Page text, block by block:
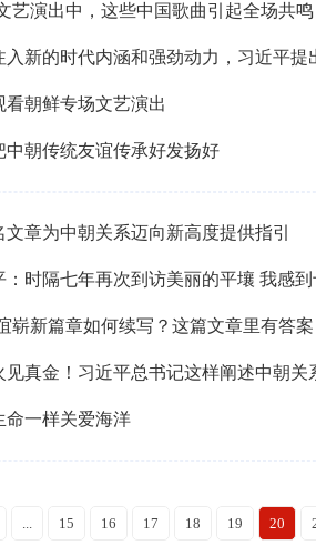
艺演出中，这些中国歌曲引起全场共鸣
入新的时代内涵和强劲动力，习近平提
看朝鲜专场文艺演出
中朝传统友谊传承好发扬好
章为中朝关系迈向新高度提供指引
：时隔七年再次到访美丽的平壤 我感
崭新篇章如何续写？这篇文章里有答案
见真金！习近平总书记这样阐述中朝关
命一样关爱海洋
... 15 16 17 18 19 20